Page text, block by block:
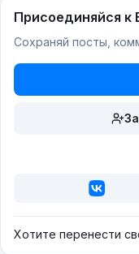
Присоединяйся к
Сохраняй посты,
Хотите перенести